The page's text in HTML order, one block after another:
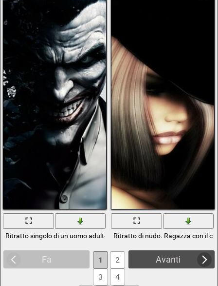
Ritratto singolo di un uomo adulto Ritratto di nudo. Ragazza con il
Fa Avanti
1
2
3
4